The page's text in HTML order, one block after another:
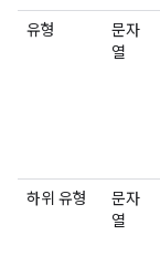
유형
문자
열
하위 유형
문자
열